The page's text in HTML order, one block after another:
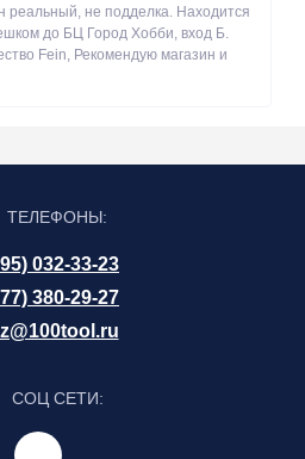
реальный, не подделка. Находится
до БЦ Город Хобби, вход Б.
Fein, Рекомендую магазин и
ТЕЛЕФОНЫ:
032-33-23
380-29-27
СОЦ СЕТИ: